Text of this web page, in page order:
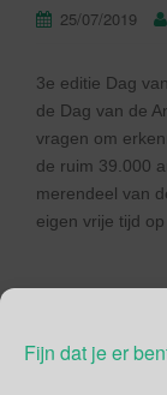
Fijn dat je er
25/07/2019
3e editie Dag
de Dag van de
vragen om
de ruim 39.000
merendeel van
eigen vrije tijd